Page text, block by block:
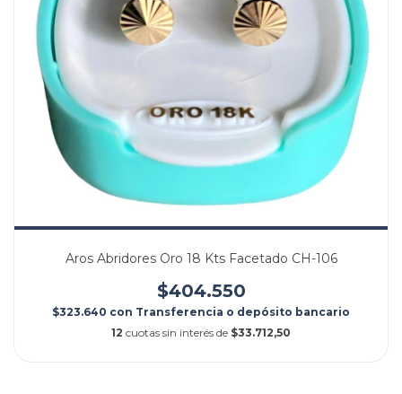
Aros Abridores Oro 18 Kts Facetado CH-106
$404.550
$323.640 con Transferencia o depósito bancario
12 cuotas sin interés de $33.712,50